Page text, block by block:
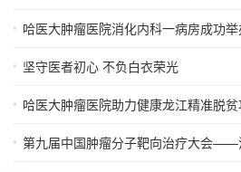
理
哈医大肿瘤医院消化内科一病房成功
坚守医者初心 不负白衣荣光
哈医大肿瘤医院助力健康龙江精准脱
活动
第九届中国肿瘤分子靶向治疗大会——